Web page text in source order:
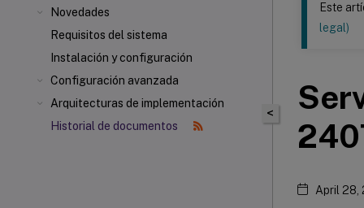
Novedades
Requisitos del sistema
Instalación y configuración
Configuración avanzada
Arquitecturas de implementación
Historial de documentos
<
Este
legal)
April 28,